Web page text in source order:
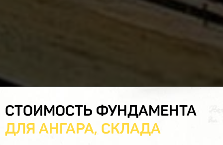
СТОИМОСТЬ ФУНДАМЕНТА
ДЛЯ АНГАРА, СКЛАДА